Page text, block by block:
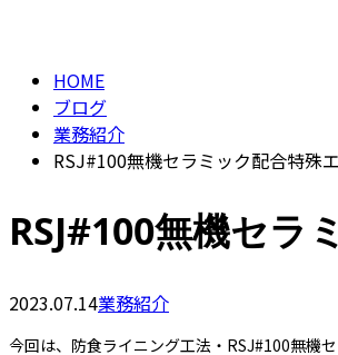
HOME
ブログ
業務紹介
RSJ#100無機セラミック配合特殊
RSJ#100無機セラ
2023.07.14業務紹介
今回は、防食ライニング工法・RSJ#100無機